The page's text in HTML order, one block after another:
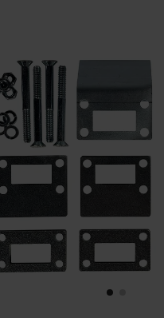
Zubehör
Ersatzteile